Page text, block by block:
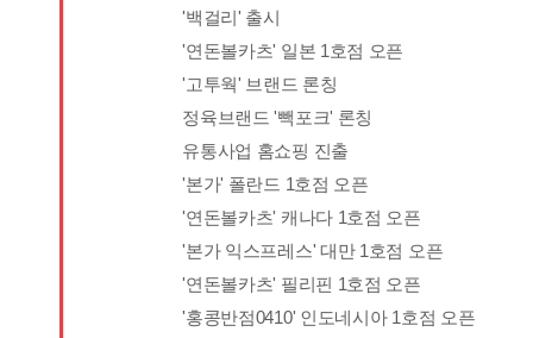
'백걸리' 출시
'연돈볼카츠' 일본 1호점 오픈
'고투웍' 브랜드 론칭
정육브랜드 '빽포크' 론칭
유통사업 홈쇼핑 진출
'본가' 폴란드 1호점 오픈
'연돈볼카츠' 캐나다 1호점 오픈
'본가 익스프레스' 대만 1호점 오픈
'연돈볼카츠' 필리핀 1호점 오픈
'홍콩반점0410' 인도네시아 1호점 오픈